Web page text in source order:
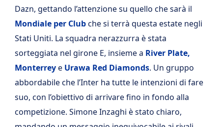
Dazn, gettando l’attenzione su quello che sarà il
Mondiale per Clubche si terrà questa estate negli
Stati Uniti. La squadra nerazzurra è stata
sorteggiata nel girone E, insieme a River Plate,
Monterreye Urawa Red Diamonds. Un gruppo
abbordabile che l’Inter ha tutte le intenzioni di fare
suo, con l’obiettivo di arrivare fino in fondo alla
competizione. Simone Inzaghi è stato chiaro,